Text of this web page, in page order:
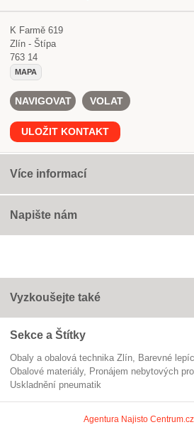
K Farmě 619
Zlín - Štípa
763 14
MAPA
NAVIGOVAT VOLAT
ULOŽIT KONTAKT
Více informací
Napište nám
Vyzkoušejte také
Sekce a Štítky
Obaly a obalová technika Zlín barevné
obalové materiály
pronájem nebytových
uskladnění pneumatik
Agentura Najisto Centrum.cz